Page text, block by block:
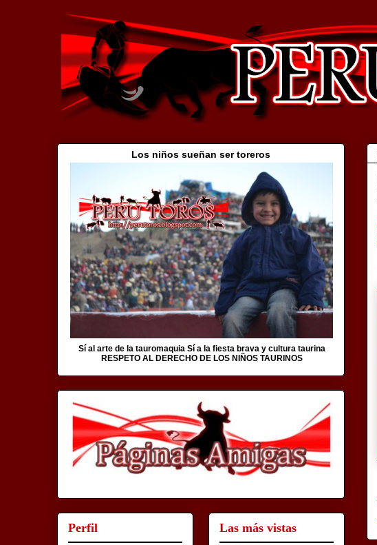
Los niños sueñan ser toreros
Sí al arte de la tauromaquia Sí a la fiesta brava y cultura taurina
RESPETO AL DERECHO DE LOS NIÑOS TAURINOS
Perfil Las más vistas